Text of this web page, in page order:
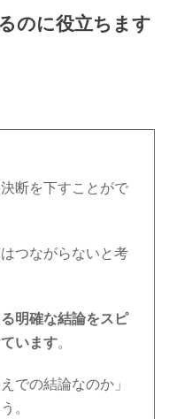
のに役立ちます
断を下すことがで
つながらないと考
明確な結論をスピ
います。
での結論なのか」
。